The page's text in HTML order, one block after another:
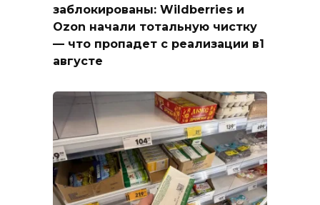
заблокированы: Wildberries и
Ozon начали тотальную чистку
— что пропадет с реализации в1
августе